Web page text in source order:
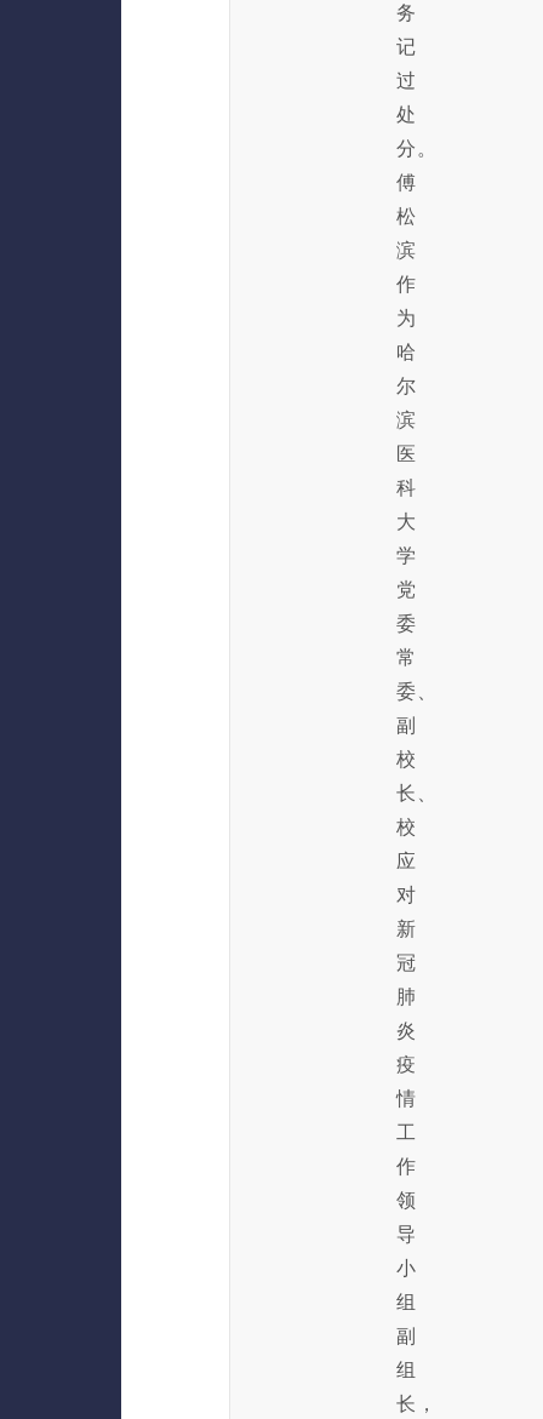
务
记
过
处
分。
傅
松
滨
作
为
哈
尔
滨
医
科
大
学
党
委
常
委、
副
校
长、
校
应
对
新
冠
肺
炎
疫
情
工
作
领
导
小
组
副
组
长，